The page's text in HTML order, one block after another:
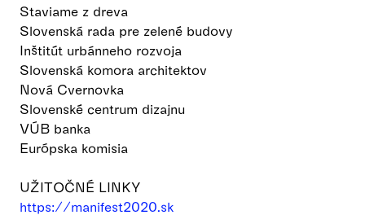
Staviame z dreva
Slovenská rada pre zelené budovy
Inštitút urbánneho rozvoja
Slovenská komora architektov
Nová Cvernovka
Slovenské centrum dizajnu
VÚB banka
Európska komisia
UŽITOČNÉ LINKY
https://manifest2020.sk